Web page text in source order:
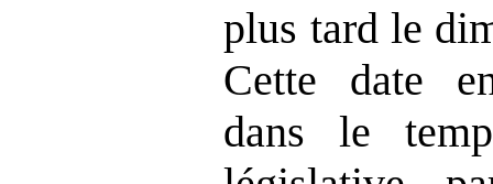
plus tard le
Cette date
dans le